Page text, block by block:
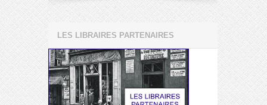
LES LIBRAIRES PARTENAIRES